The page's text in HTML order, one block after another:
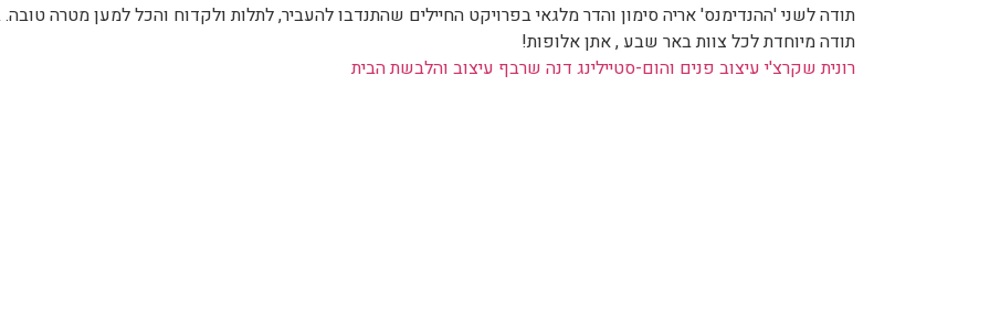
תודה לשני 'ההנדימנס' אריה סימון והדר מלגאי בפרויקט החיילים שהתנדבו להעביר, לתלות ולקדוח והכל למען מטרה
תודה מיוחדת לכל צוות באר שבע , אתן אלופות!
רונית שקרצ'י עיצוב פנים והום-סטיילינג דנה שרבף עיצוב והלבשת הבית